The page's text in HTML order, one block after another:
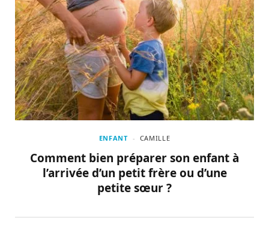
ENFANT CAMILLE
Comment bien préparer son enfant à
l’arrivée d’un petit frère ou d’une
petite sœur ?